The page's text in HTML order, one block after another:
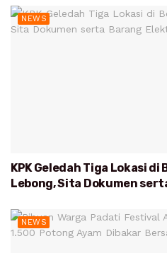
NEWS
KPK Geledah Tiga Lokasi
Lebong, Sita Dokumen
NEWS